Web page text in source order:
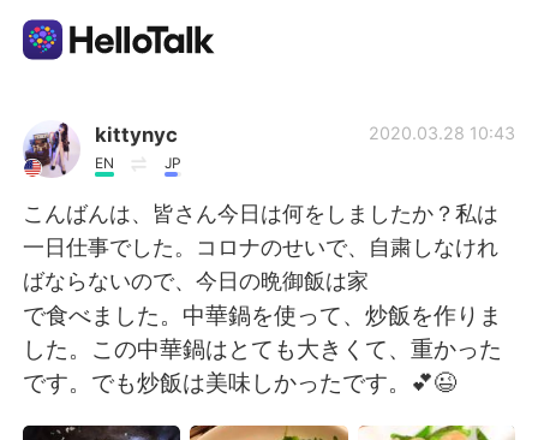
AI Grammar Checker
English
简体中文 繁體中文
Español العربية
kittynyc
EN JP
2020.03.28 10:43
こんばんは、皆さん今日は何をしましたか？私は
一日仕事でした。コロナのせいで、自粛しなけれ
ばならないので、今日の晩御飯は家
で食べました。中華鍋を使って、炒飯を作りま
した。この中華鍋はとても大きくて、重かった
です。でも炒飯は美味しかったです。💕😉